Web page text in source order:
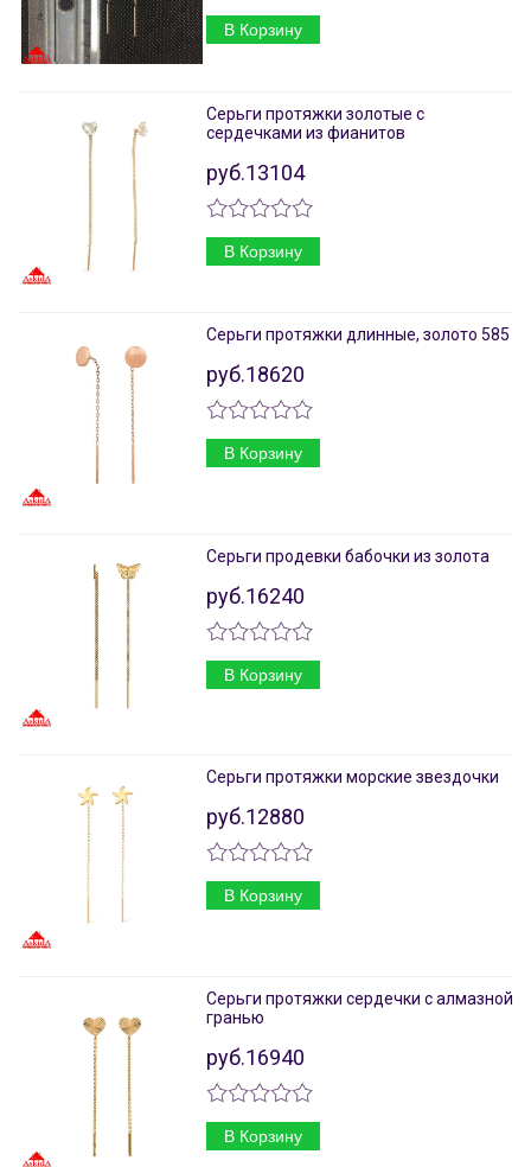
В Корзину
Серьги протяжки золотые с
сердечками из фианитов
руб.13104
В Корзину
Серьги протяжки длинные, золото 585
руб.18620
В Корзину
Серьги продевки бабочки из золота
руб.16240
В Корзину
Серьги протяжки морские звездочки
руб.12880
В Корзину
Серьги протяжки сердечки с алмазной
гранью
руб.16940
В Корзину